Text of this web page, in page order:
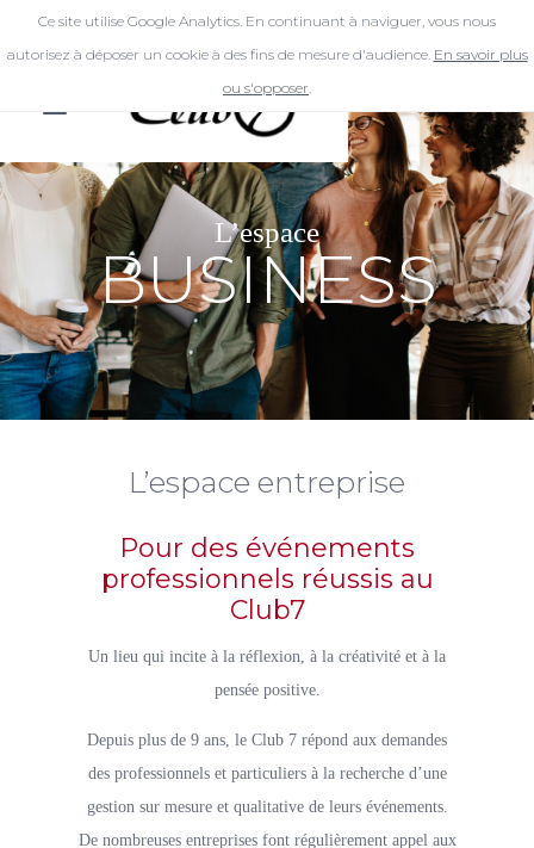
Ce site utilise Google Analytics. En continuant à naviguer, vous nous
autorisez à déposer un cookie à des fins de mesure d'audience. En savoir plus
ou s'opposer.
L’espace
BUSINESS
L’espace entreprise
Pour des événements
professionnels réussis au
Club7
Un lieu qui incite à la réflexion, à la créativité et à la
pensée positive.
Depuis plus de 9 ans, le Club 7 répond aux demandes
des professionnels et particuliers à la recherche d’une
gestion sur mesure et qualitative de leurs événements.
De nombreuses entreprises font régulièrement appel aux